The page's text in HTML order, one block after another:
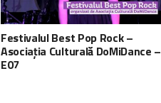
Festivalul Best Pop Rock –
Asociația Culturală DoMiDance –
E07